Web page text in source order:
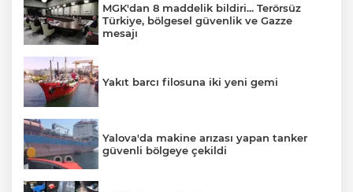
MGK'dan 8 maddelik bildiri... Terörsüz
Türkiye, bölgesel güvenlik ve Gazze
mesajı
Yakıt barcı filosuna iki yeni gemi
Yalova'da makine arızası yapan tanker
güvenli bölgeye çekildi